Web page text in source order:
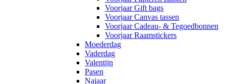
Voorjaar Gift bags
Voorjaar Canvas tassen
Voorjaar Cadeau- & Tegoedbonnen
Voorjaar Raamstickers
Moederdag
Vaderdag
Valentijn
Pasen
Najaar